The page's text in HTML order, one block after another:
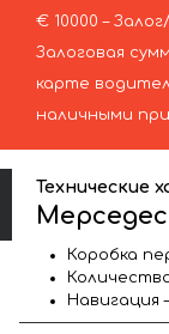
€ 10000 –
Залоговая
карте
наличными
Технические
Коробка
Навигация